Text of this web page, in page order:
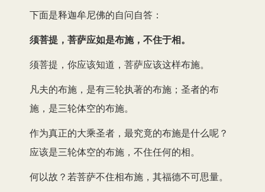
下面是释迦牟尼佛的自问自答：
须菩提，菩萨应如是布施，不住于相。
须菩提，你应该知道，菩萨应该这样布施。
凡夫的布施，是有三轮执著的布施；圣者的布
施，是三轮体空的布施。
作为真正的大乘圣者，最究竟的布施是什么呢？
应该是三轮体空的布施，不住任何的相。
何以故？若菩萨不住相布施，其福德不可思量。